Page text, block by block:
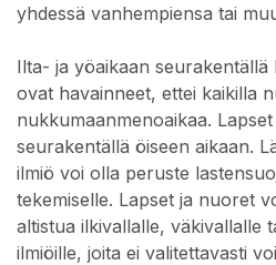
yhdessä vanhempiensa tai
Ilta- ja yöaikaan seurakentällä
ovat havainneet, ettei kaikilla
nukkumaanmenoaikaa.
seurakentällä öiseen aikaan.
ilmiö voi olla peruste
tekemiselle. Lapset ja nuoret
altistua ilkivallalle, väkivallalle
ilmiöille, joita ei valitettavasti